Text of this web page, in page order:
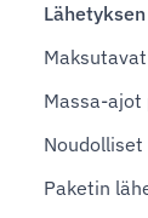
Maksutavat
Massa-
Paketin